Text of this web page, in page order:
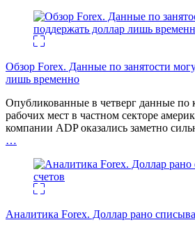
Обзор Forex. Данные по занятости
лишь временно
Опубликованные в четверг данные по
рабочих мест в частном секторе
компании ADP оказались заметно
…
Аналитика Forex. Доллар рано